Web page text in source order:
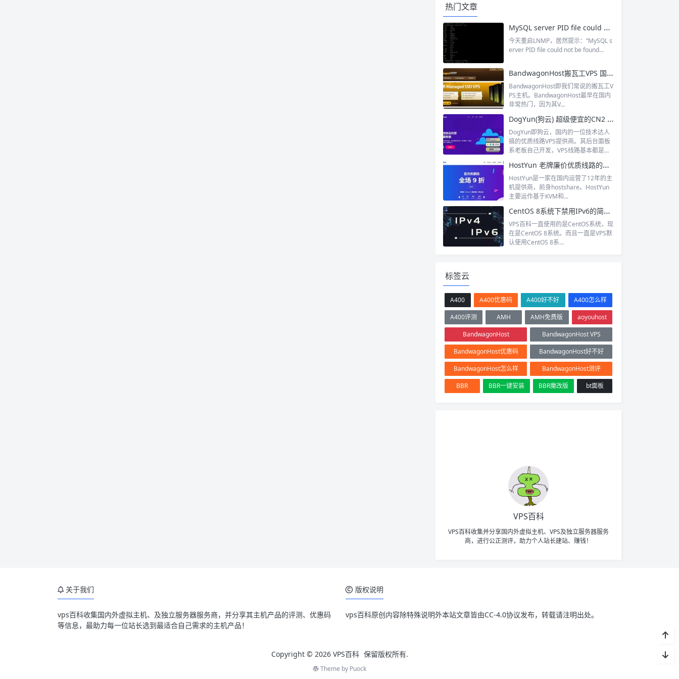
热门文章
MySQL server PID file could not be found解决办法分享
今天重启LNMP，居然提示：“MySQL s
erver PID file could not be found...
BandwagonHost搬瓦工VPS 国内非常热门的美国VPS主机提供商 2024 11.11特价vps
BandwagonHost即我们常说的搬瓦工V
PS主机。BandwagonHost最早在国内
非常热门，因为其V...
DogYun(狗云) 超级便宜的CN2 GIA线路VPS 512MB内存低至20RMB
DogYun即狗云，国内的一位技术达人
搞的优质线路VPS提供商。其后台面板
系老板自己开发，VPS线路基本都是
HostYun 老牌廉价优质线路的国内主机运营商 CN2 GIA线路的美国VPS
HostYun是一家在国内运营了12年的主
机提供商，前身hostshare。HostYun
主要运作基于KVM和...
CentOS 8系统下禁用IPv6的简易方法
VPS百科一直使用的是CentOS系统，现
在是CentOS 8系统。而且一直是VPS默
认使用CentOS 8系...
标签云
A400 A400优惠码 A400好不好
A400怎么样
A400评测
AMH AMH免费版
aoyouhost
BandwagonHost
BandwagonHost VPS
BandwagonHost优惠码
BandwagonHost好不好
BandwagonHost怎么样
BandwagonHost测评
BBR
BBR一键安装 BBR魔改版 bt面板
VPS百科
VPS百科收集并分享国内外虚拟主机、VPS及独立服务器服务
商，进行公正测评，助力个人站长建站、赚钱！
关于我们
vps百科收集国内外虚拟主机、及独立服务器服务商，并分享其主机产品的评测、优惠码
等信息，最助力每一位站长选到最适合自己需求的主机产品！
版权说明
vps百科原创内容除特殊说明外本站文章皆由CC-4.0协议发布，转载请注明出处。
Copyright © 2026 VPS百科 保留版权所有.
Theme by Puock